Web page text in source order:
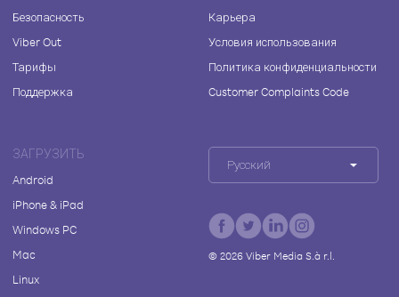
Безопасность
Viber Out
Тарифы
Поддержка
Карьера
Условия использования
Политика конфиденциальности
Customer Complaints Code
ЗАГРУЗИТЬ
Android
iPhone & iPad
Windows PC
Mac
Linux
Русский
© 2026Viber Media S.à r.l.